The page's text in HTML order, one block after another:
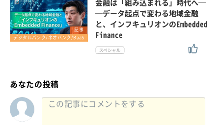
記事
デジタルバンク/ネオバンク/BaaS
金融は「組み込まれる」時代へ─
─データ起点で変わる地域金融
と、インフキュリオンのEmbedded
Finance
あなたの投稿